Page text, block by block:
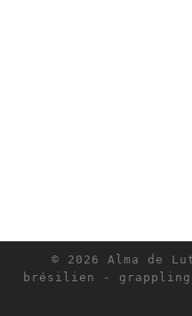
© 2026 Alma de
brésilien - grappling